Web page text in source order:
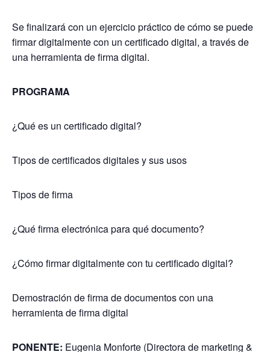
Se finalizará con un ejercicio práctico de cómo se puede
firmar digitalmente con un certificado digital, a través de
una herramienta de firma digital.
PROGRAMA
¿Qué es un certificado digital?
Tipos de certificados digitales y sus usos
Tipos de firma
¿Qué firma electrónica para qué documento?
¿Cómo firmar digitalmente con tu certificado digital?
Demostración de firma de documentos con una
herramienta de firma digital
PONENTE: Eugenia Monforte (Directora de marketing &